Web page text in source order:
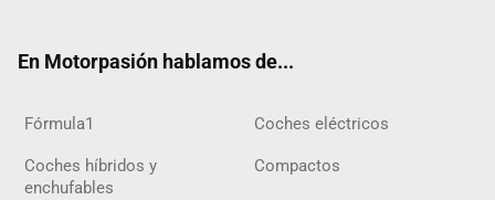
En Motorpasión hablamos de...
Fórmula1 Coches eléctricos
Coches híbridos y
enchufables
Compactos